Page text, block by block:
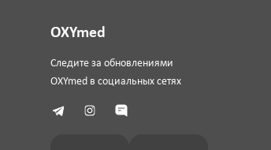
OXYmed
Следите за обновлениями
OXYmed в социальных сетях